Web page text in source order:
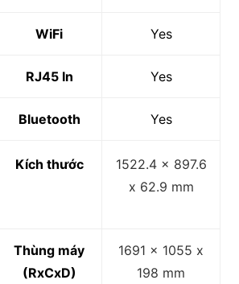
WiFi Yes
RJ45 In Yes
Bluetooth Yes
Kích thước
1522.4 x 897.6
x 62.9 mm
Thùng máy
(RxCxD)
1691 x 1055 x
198 mm